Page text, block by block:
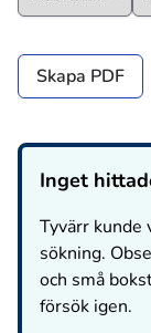
Skapa PDF
Inget
Tyvärr
sökning.
och små
försök igen.